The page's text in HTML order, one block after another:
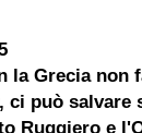
la Grecia non
ci può salvare
Ruggiero e